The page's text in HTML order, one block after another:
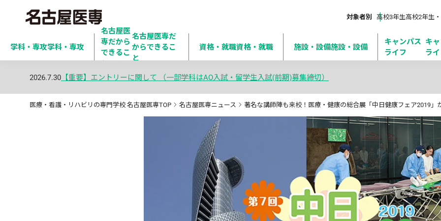
対象者別 高校3年生高校2年生
学科・専攻学科・専攻
名古屋医
専だから
できるこ
と
名古屋医専だ
からできるこ
と
資格・就職資格・就職 施設・設備施設・設備
キャンパス
ライフ
キ
ラ
2026.7.30 【重要】エントリーに関して （一部学科はAO入試・留学生入試(前期)募集締切）
医療・看護・リハビリの専門学校 名古屋医専TOP 名古屋医専ニュース 著名な講師陣も来校！医療・健康の総合展「中日健康フェア2019」